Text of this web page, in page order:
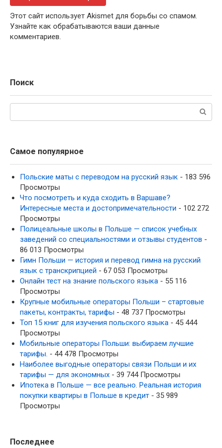
Этот сайт использует Akismet для борьбы со спамом.
Узнайте как обрабатываются ваши данные
комментариев.
Поиск
Самое популярное
Польские маты с переводом на русский язык - 183 596
Просмотры
Что посмотреть и куда сходить в Варшаве?
Интересные места и достопримечательности - 102 272
Просмотры
Полицеальные школы в Польше — список учебных
заведений со специальностями и отзывы студентов -
86 013 Просмотры
Гимн Польши — история и перевод гимна на русский
язык с транскрипцией - 67 053 Просмотры
Онлайн тест на знание польского языка - 55 116
Просмотры
Крупные мобильные операторы Польши – стартовые
пакеты, контракты, тарифы - 48 737 Просмотры
Топ 15 книг для изучения польского языка - 45 444
Просмотры
Мобильные операторы Польши: выбираем лучшие
тарифы. - 44 478 Просмотры
Наиболее выгодные операторы связи Польши и их
тарифы — для экономных - 39 744 Просмотры
Ипотека в Польше — все реально. Реальная история
покупки квартиры в Польше в кредит - 35 989
Просмотры
Последнее